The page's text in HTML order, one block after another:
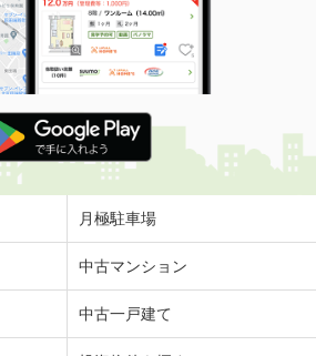
月極駐車場
中古マンション
中古一戸建て